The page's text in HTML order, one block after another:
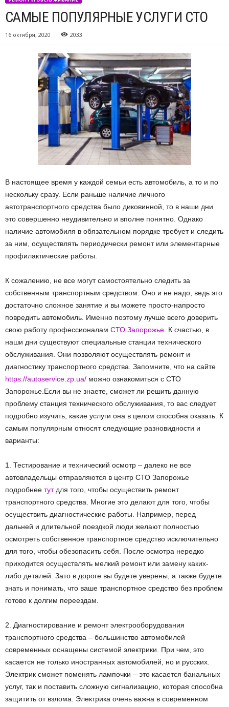
САМЫЕ ПОПУЛЯРНЫЕ УСЛУГИ СТО
16 октября, 2020 2033
В настоящее время у каждой семьи есть автомобиль, а то и по
нескольку сразу. Если раньше наличие личного
автотранспортного средства было диковинной, то в наши дни
это совершенно неудивительно и вполне понятно. Однако
наличие автомобиля в обязательном порядке требует и следить
за ним, осуществлять периодически ремонт или элементарные
профилактические работы.
К сожалению, не все могут самостоятельно следить за
собственным транспортным средством. Оно и не надо, ведь это
достаточно сложное занятие и вы можете просто-напросто
повредить автомобиль. Именно поэтому лучше всего доверить
свою работу профессионалам СТО Запорожье . К счастью, в
наши дни существуют специальные станции технического
обслуживания. Они позволяют осуществлять ремонт и
диагностику транспортного средства. Запомните, что на сайте
https://autoservice.zp.ua/ можно ознакомиться с СТО
Запорожье.Если вы не знаете, сможет ли решить данную
проблему станция технического обслуживания, то вас следует
подробно изучить, какие услуги она в целом способна оказать. К
самым популярным относят следующие разновидности и
варианты:
1. Тестирование и технический осмотр – далеко не все
автовладельцы отправляются в центр СТО Запорожье
подробнее тутдля того, чтобы осуществить ремонт
транспортного средства. Многие это делают для того, чтобы
осуществить диагностические работы. Например, перед
дальней и длительной поездкой люди желают полностью
осмотреть собственное транспортное средство исключительно
для того, чтобы обезопасить себя. После осмотра нередко
приходится осуществлять мелкий ремонт или замену каких-
либо деталей. Зато в дороге вы будете уверены, а также будете
знать и понимать, что ваше транспортное средство без проблем
готово к долгим переездам.
2. Диагностирование и ремонт электрооборудования
транспортного средства – большинство автомобилей
современных оснащены системой электрики. При чем, это
касается не только иностранных автомобилей, но и русских.
Электрик сможет поменять лампочки – это касается банальных
услуг, так и поставить сложную сигнализацию, которая способна
защитить от взлома. Электрика очень важна в современном